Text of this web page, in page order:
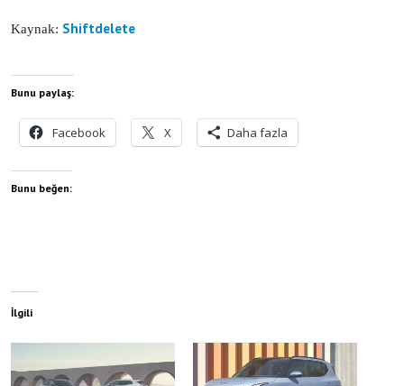
Kaynak: Shiftdelete
Bunu paylaş:
Facebook X Daha fazla
Bunu beğen:
İlgili